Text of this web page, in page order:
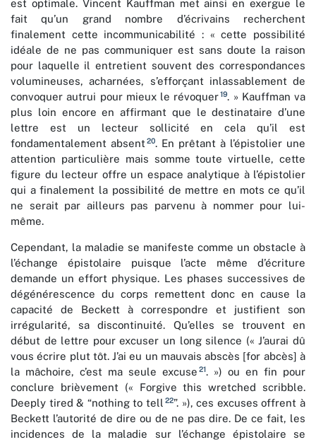
est optimale. Vincent Kauffman met ainsi en exergue le
fait qu’un grand nombre d’écrivains recherchent
finalement cette incommunicabilité : « cette possibilité
idéale de ne pas communiquer est sans doute la raison
pour laquelle il entretient souvent des correspondances
volumineuses, acharnées, s’efforçant inlassablement de
convoquer autrui pour mieux le révoquer19. » Kauffman va
plus loin encore en affirmant que le destinataire d’une
lettre est un lecteur sollicité en cela qu’il est
fondamentalement absent 20. En prêtant à l’épistolier une
attention particulière mais somme toute virtuelle, cette
figure du lecteur offre un espace analytique à l’épistolier
qui a finalement la possibilité de mettre en mots ce qu’il
ne serait par ailleurs pas parvenu à nommer pour lui-
même.
Cependant, la maladie se manifeste comme un obstacle à
l’échange épistolaire puisque l’acte même d’écriture
demande un effort physique. Les phases successives de
dégénérescence du corps remettent donc en cause la
capacité de Beckett à correspondre et justifient son
irrégularité, sa discontinuité. Qu’elles se trouvent en
début de lettre pour excuser un long silence (« J’aurai dû
vous écrire plut tôt. J’ai eu un mauvais abscès [for abcès] à
la mâchoire, c’est ma seule excuse 21. ») ou en fin pour
conclure brièvement (« Forgive this wretched scribble.
Deeply tired & “nothing to tell 22”. »), ces excuses offrent à
Beckett l’autorité de dire ou de ne pas dire. De ce fait, les
incidences de la maladie sur l’échange épistolaire se